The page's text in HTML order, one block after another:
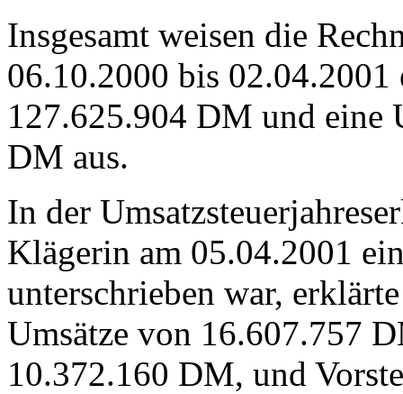
Insgesamt weisen die
06.10.2000 bis
127.625.904 DM und eine
DM aus.
In der
Klägerin am 05.04.2001
unterschrieben war,
Umsätze von 16.607.757
10.372.160 DM, und